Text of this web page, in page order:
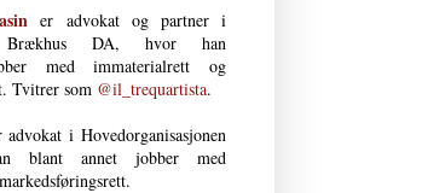
er advokat og partner i
Brækhus DA, hvor han
med immaterial­rett og
Tvitrer som @il_trequartista.
i Hovedorganisasjonen
blant annet jobber med